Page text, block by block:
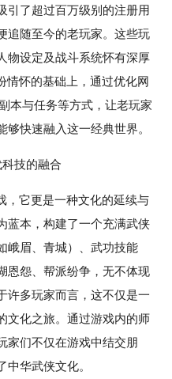
引了超过百万级别的注册用
追随至今的老玩家。这些玩
物设定及战斗系统怀有深厚
情怀的基础上，通过优化网
本与任务等方式，让老玩家
快速融入这一经典世界。
技的融合
，它更是一种文化的延续与
蓝本，构建了一个充满武侠
峨眉、青城）、武功技能
恩怨、帮派纷争，无不体现
许多玩家而言，这不仅是一
文化之旅。通过游戏内的师
家们不仅在游戏中结交朋
华武侠文化。